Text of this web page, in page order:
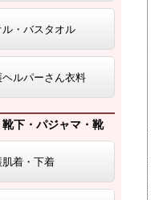
ル・バスタオル
ヘルパーさん衣料
下・パジャマ・靴
肌着・下着